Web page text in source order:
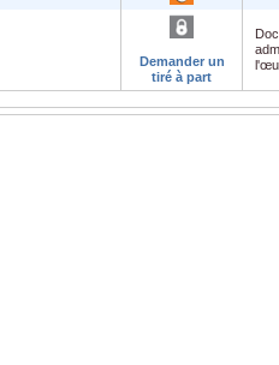
Demander un
tiré à part